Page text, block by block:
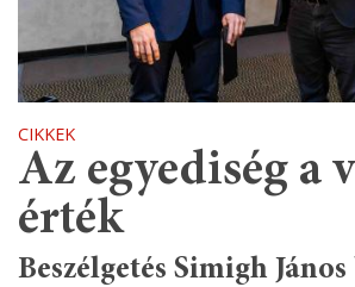
CIKKEK
Az egyediség a
érték
Beszélgetés Simigh